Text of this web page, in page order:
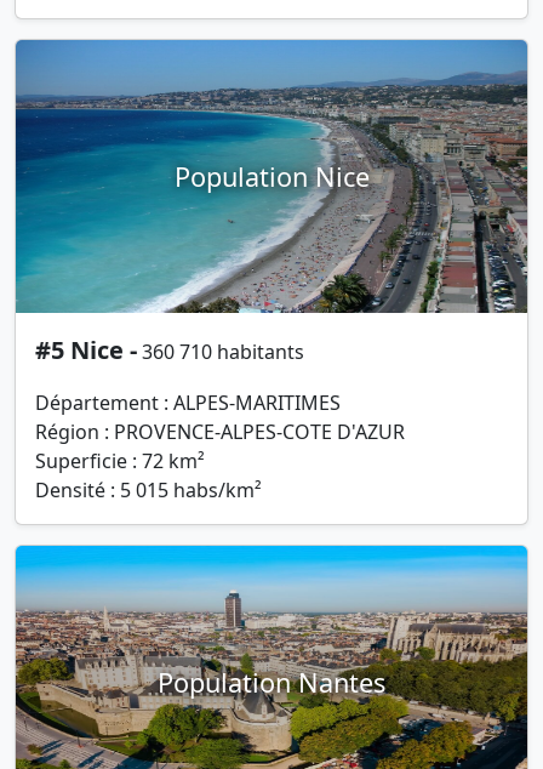
Population Nice
#5 Nice -360 710 habitants
Département : ALPES-MARITIMES
Région : PROVENCE-ALPES-COTE D'AZUR
Superficie : 72 km²
Densité : 5 015 habs/km²
Population Nantes